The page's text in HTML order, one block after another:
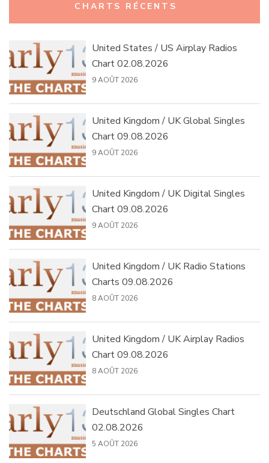
CHARTS RÉCENTS
United States / US Airplay Radios
Chart 02.08.2026
9 AOÛT 2026
United Kingdom / UK Global Singles
Chart 09.08.2026
9 AOÛT 2026
United Kingdom / UK Digital Singles
Chart 09.08.2026
9 AOÛT 2026
United Kingdom / UK Radio Stations
Charts 09.08.2026
8 AOÛT 2026
United Kingdom / UK Airplay Radios
Chart 09.08.2026
8 AOÛT 2026
Deutschland Global Singles Chart
02.08.2026
5 AOÛT 2026